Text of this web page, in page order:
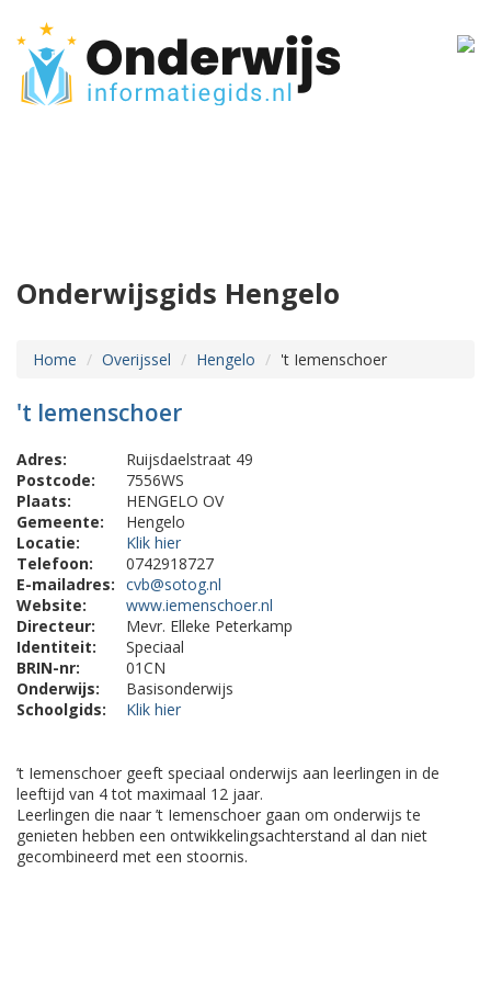
Onderwijsgids Hengelo
Home Overijssel Hengelo 't Iemenschoer
't Iemenschoer
Adres:
Ruijsdaelstraat 49
Postcode:
7556WS
Plaats:
HENGELO OV
Gemeente:
Hengelo
Locatie:
Klik hier
Telefoon:
0742918727
E-mailadres: cvb@sotog.nl
Website:
www.iemenschoer.nl
Directeur:
Mevr. Elleke Peterkamp
Identiteit:
Speciaal
BRIN-nr:
01CN
Onderwijs:
Basisonderwijs
Schoolgids:
Klik hier
’t Iemenschoer geeft speciaal onderwijs aan leerlingen in de
leeftijd van 4 tot maximaal 12 jaar.
Leerlingen die naar ’t Iemenschoer gaan om onderwijs te
genieten hebben een ontwikkelingsachterstand al dan niet
gecombineerd met een stoornis.